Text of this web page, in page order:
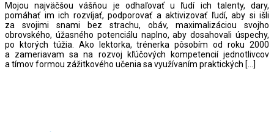
Mojou najväčšou vášňou je odhaľovať u ľudí ich talenty, dary,
pomáhať im ich rozvíjať, podporovať a aktivizovať ľudí, aby si išli
za svojimi snami bez strachu, obáv, maximalizáciou svojho
obrovského, úžasného potenciálu naplno, aby dosahovali úspechy,
po ktorých túžia. Ako lektorka, trénerka pôsobím od roku 2000
a zameriavam sa na rozvoj kľúčových kompetencií jednotlivcov
a tímov formou zážitkového učenia sa využívaním praktických […]